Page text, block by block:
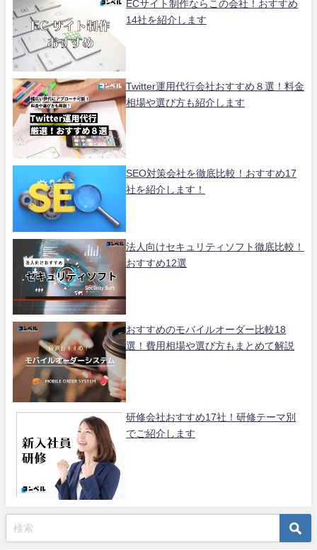
ECサイト制作ならこの会社！おすすめ
14社を紹介します
Twitter運用代行会社おすすめ８選！料金
相場や選び方も紹介します
SEO対策会社を徹底比較！おすすめ17
社を紹介します！
法人向けセキュリティソフト徹底比較！
おすすめ12選
おすすめのモバイルオーダー比較18
選！費用相場や選び方もまとめて解説
研修会社おすすめ17社！研修テーマ別
でご紹介します